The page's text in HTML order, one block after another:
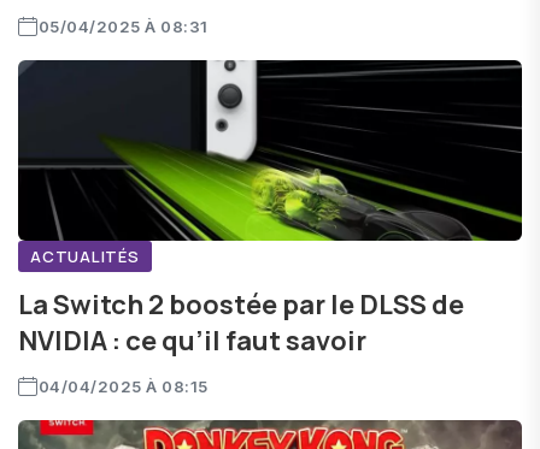
05/04/2025 À 08:31
ACTUALITÉS
La Switch 2 boostée par le DLSS de
NVIDIA : ce qu’il faut savoir
04/04/2025 À 08:15